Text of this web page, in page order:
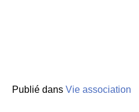
Publié dans Vie association